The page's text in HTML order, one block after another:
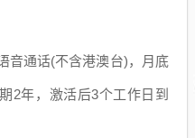
音通话(不含港澳台)，月底
2年，激活后3个工作日到